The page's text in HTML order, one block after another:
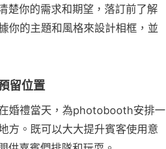
楚你的需求和期望，落訂前了解
你的主題和風格來設計相框，並
留位置
婚禮當天，為photobooth安排一
方。既可以大大提升賓客使用意